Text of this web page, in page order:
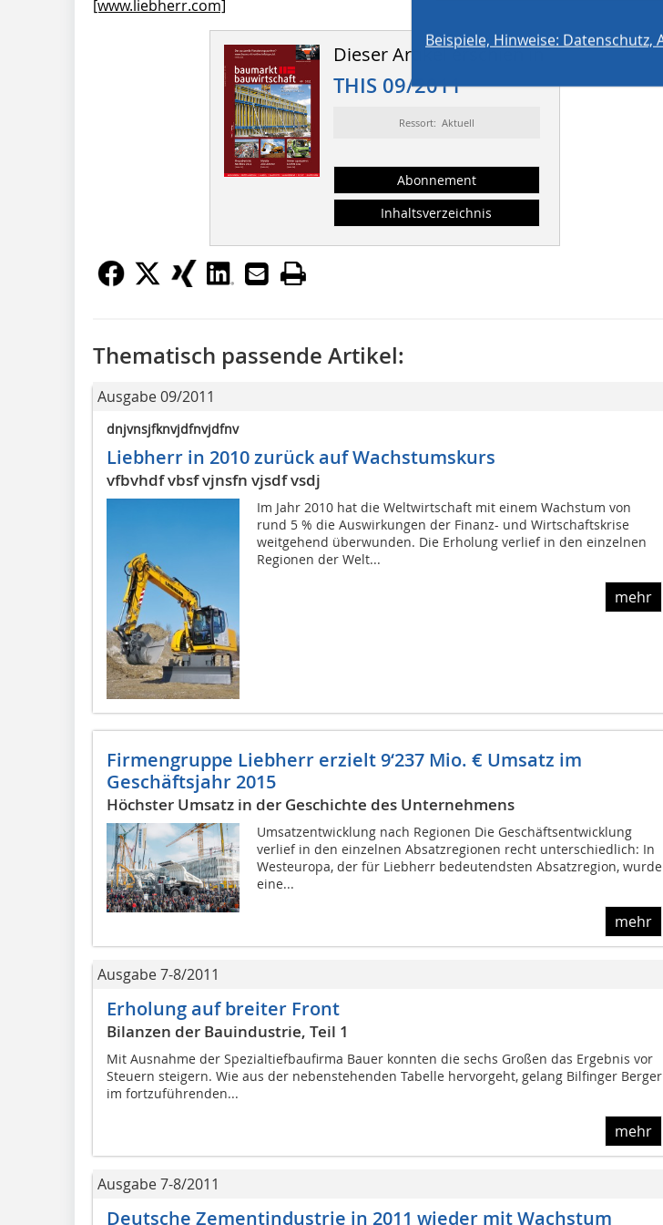
[www.liebherr.com]
Dieser Artikel erschien in
THIS 09/2011
Ressort: Aktuell
Abonnement
Inhaltsverzeichnis
Thematisch passende Artikel:
Ausgabe 09/2011
dnjvnsjfknvjdfnvjdfnv
Liebherr in 2010 zurück auf Wachstumskurs
vfbvhdf vbsf vjnsfn vjsdf vsdj
Im Jahr 2010 hat die Weltwirtschaft mit einem Wachstum von
rund 5 % die Auswirkungen der Finanz- und Wirtschaftskrise
weitgehend überwunden. Die Erholung verlief in den einzelnen
Regionen der Welt...
mehr
Firmengruppe Liebherr erzielt 9‘237 Mio. € Umsatz im
Geschäftsjahr 2015
Höchster Umsatz in der Geschichte des Unternehmens
Umsatzentwicklung nach Regionen Die Geschäftsentwicklung
verlief in den einzelnen Absatzregionen recht unterschiedlich: In
Westeuropa, der für Liebherr bedeutendsten Absatzregion, wurde
eine...
mehr
Ausgabe 7-8/2011
Erholung auf breiter Front
Bilanzen der Bauindustrie, Teil 1
Mit Ausnahme der Spezialtiefbaufirma Bauer konnten die sechs Großen das Ergebnis vor
Steuern steigern. Wie aus der nebenstehenden Tabelle hervorgeht, gelang Bilfinger Berger
im fortzuführenden...
mehr
Ausgabe 7-8/2011
Deutsche Zementindustrie in 2011 wieder mit Wachstum